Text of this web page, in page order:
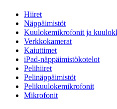
Hiiret
Näppäimistöt
Kuulokemikrofonit ja
Verkkokamerat
Kaiuttimet
iPad-näppäimistökotelot
Pelihiiret
Pelinäppäimistöt
Pelikuulokemikrofonit
Mikrofonit